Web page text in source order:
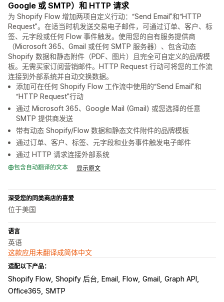
Google 或 SMTP）和 HTTP 请求
为 Shopify Flow 增加两项自定义行动：“Send Email”和“HTTP
Request”。在适当时机发送交易电子邮件，可通过订单、客户、标
签、元字段或任何 Flow 事件触发。使用您的自有服务提供商
（Microsoft 365、Gmail 或任何 SMTP 服务器）、包含动态
Shopify 数据和静态附件（PDF、图片）且完全可自定义的品牌模
板。无需买家订阅营销邮件。HTTP Request 行动可将您的工作流
连接到外部系统并自动交换数据。
添加可在任何 Shopify Flow 工作流中使用的“Send Email”和
“HTTP Request”行动
通过 Microsoft 365、Google Mail (Gmail) 或您选择的任意
SMTP 提供商发送
带有动态 Shopify/Flow 数据和静态文件附件的品牌模板
通过订单、客户、标签、元字段和业务事件触发电子邮件
通过 HTTP 请求连接外部系统
包含自动翻译的文本 显示原文
深受您的同类商店的喜爱
位于美国
语言
英语
这款应用未翻译成简体中文
适配以下产品：
Shopify Flow Shopify 后台 Email Flow Gmail
Graph API
Office365 SMTP